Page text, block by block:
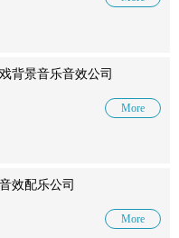
背景音乐音效公司
More
效配乐公司
More